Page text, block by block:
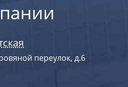
переулок, д.6